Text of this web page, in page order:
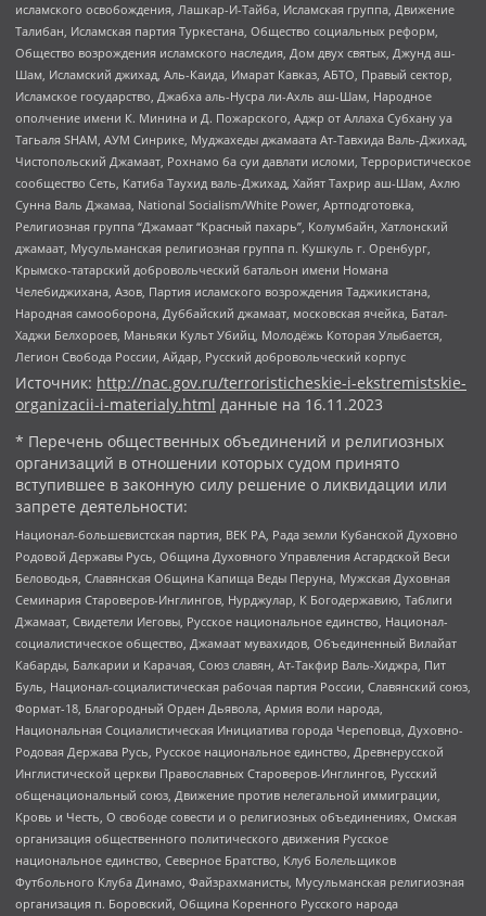
исламского освобождения, Лашкар-И-Тайба, Исламская группа, Движение
Талибан, Исламская партия Туркестана, Общество социальных реформ,
Общество возрождения исламского наследия, Дом двух святых, Джунд аш-
Шам, Исламский джихад, Аль-Каида, Имарат Кавказ, АБТО, Правый сектор,
Исламское государство, Джабха аль-Нусра ли-Ахль аш-Шам, Народное
ополчение имени К. Минина и Д. Пожарского, Аджр от Аллаха Субхану уа
Тагьаля SHAM, АУМ Синрике, Муджахеды джамаата Ат-Тавхида Валь-Джихад,
Чистопольский Джамаат, Рохнамо ба суи давлати исломи, Террористическое
сообщество Сеть, Катиба Таухид валь-Джихад, Хайят Тахрир аш-Шам, Ахлю
Сунна Валь Джамаа, National Socialism/White Power, Артподготовка,
Религиозная группа “Джамаат “Красный пахарь”, Колумбайн, Хатлонский
джамаат, Мусульманская религиозная группа п. Кушкуль г. Оренбург,
Крымско-татарский добровольческий батальон имени Номана
Челебиджихана, Азов, Партия исламского возрождения Таджикистана,
Народная самооборона, Дуббайский джамаат, московская ячейка, Батал-
Хаджи Белхороев, Маньяки Культ Убийц, Молодёжь Которая Улыбается,
Легион Свобода России, Айдар, Русский добровольческий корпус
Источник: http://nac.gov.ru/terroristicheskie-i-ekstremistskie-
organizacii-i-materialy.html данные на 16.11.2023
* Перечень общественных объединений и религиозных
организаций в отношении которых судом принято
вступившее в законную силу решение о ликвидации или
запрете деятельности:
Национал-большевистская партия, ВЕК РА, Рада земли Кубанской Духовно
Родовой Державы Русь, Община Духовного Управления Асгардской Веси
Беловодья, Славянская Община Капища Веды Перуна, Мужская Духовная
Семинария Староверов-Инглингов, Нурджулар, К Богодержавию, Таблиги
Джамаат, Свидетели Иеговы, Русское национальное единство, Национал-
социалистическое общество, Джамаат мувахидов, Объединенный Вилайат
Кабарды, Балкарии и Карачая, Союз славян, Ат-Такфир Валь-Хиджра, Пит
Буль, Национал-социалистическая рабочая партия России, Славянский союз,
Формат-18, Благородный Орден Дьявола, Армия воли народа,
Национальная Социалистическая Инициатива города Череповца, Духовно-
Родовая Держава Русь, Русское национальное единство, Древнерусской
Инглистической церкви Православных Староверов-Инглингов, Русский
общенациональный союз, Движение против нелегальной иммиграции,
Кровь и Честь, О свободе совести и о религиозных объединениях, Омская
организация общественного политического движения Русское
национальное единство, Северное Братство, Клуб Болельщиков
Футбольного Клуба Динамо, Файзрахманисты, Мусульманская религиозная
организация п. Боровский, Община Коренного Русского народа